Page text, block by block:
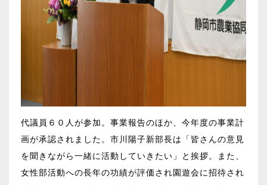
代議員６０人が参加。事業報告のほか、今年度の事業計
画が承認されました。市川陽子新部長は「皆さんの意見
を聞きながら一緒に活動していきたい」と挨拶。また、
女性部活動への長年の功績が評価され園遊会に招待され